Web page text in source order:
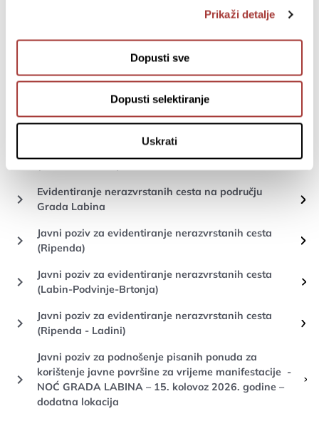
Prikaži detalje
Dopusti sve
Dopusti selektiranje
Uskrati
subvencija OPG-ovima u 2025. godini
keyboard_arrow_right
Javni poziv - evidentiranje nerazvrstanih cesta
Vinež
keyboard_arrow_right
Javni poziv - evidentiranje N.C. 41 Salakovci -
Gora Glušići
keyboard_arrow_right
keyboard_arrow_right
Evidentiranje nerazvrstanih cesta na području
Grada Labina
keyboard_arrow_right
Javni poziv za evidentiranje nerazvrstanih cesta
(Ripenda)
keyboard_arrow_right
Javni poziv za evidentiranje nerazvrstanih cesta
(Labin-Podvinje-Brtonja)
keyboard_arrow_right
Javni poziv za evidentiranje nerazvrstanih cesta
(Ripenda - Ladini)
keyboard_arrow_right
Javni poziv za podnošenje pisanih ponuda za
korištenje javne površine za vrijeme manifestacije -
NOĆ GRADA LABINA – 15. kolovoz 2026. godine –
dodatna lokacija